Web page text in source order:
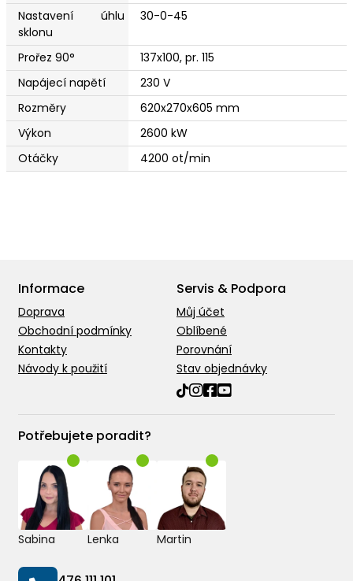
Nastavení úhlu
sklonu
30-0-45
Prořez 90°
137x100, pr. 115
Napájecí napětí
230 V
Rozměry
620x270x605 mm
Výkon
2600 kW
Otáčky
4200 ot/min
Informace
Doprava
Obchodní podmínky
Kontakty
Návody k použití
Servis & Podpora
Můj účet
Oblíbené
Porovnání
Stav objednávky
Potřebujete poradit?
Sabina Lenka Martin